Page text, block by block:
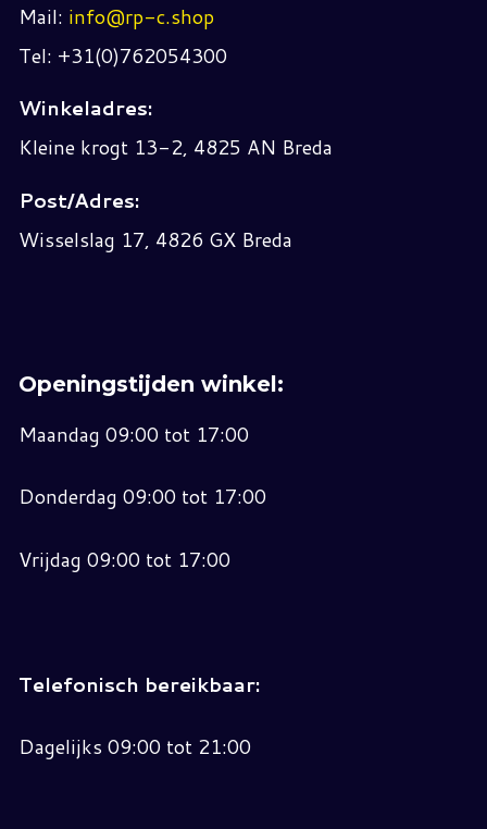
Mail: info@rp-c.shop
Tel: +31(0)762054300
Winkeladres:
Kleine krogt 13-2, 4825 AN Breda
Post/Adres:
Wisselslag 17, 4826 GX Breda
Openingstijden winkel:
Maandag 09:00 tot 17:00
Donderdag 09:00 tot 17:00
Vrijdag 09:00 tot 17:00
Telefonisch bereikbaar:
Dagelijks 09:00 tot 21:00